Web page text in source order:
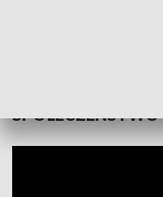
SPOŁECZEŃSTWO